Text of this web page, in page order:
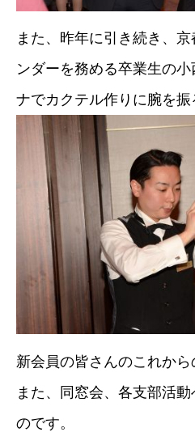
また、昨年に引き続き、
ンダーを務める卒業生の
ナでカクテル作りに腕を振
新会員の皆さんのこれから
また、同窓会、各支部活
のです。